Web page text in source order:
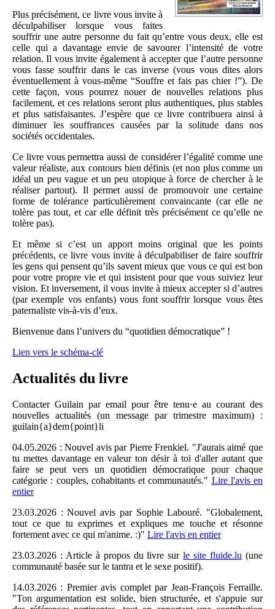
Plus précisément, ce livre vous invite à
déculpabiliser lorsque vous faites
souffrir une autre personne du fait qu’entre vous deux, elle est
celle qui a davantage envie de savourer l’intensité de votre
relation. Il vous invite également à accepter que l’autre personne
vous fasse souffrir dans le cas inverse (vous vous dites alors
éventuellement à vous-même “Souffre et fais pas chier !”). De
cette façon, vous pourrez nouer de nouvelles relations plus
facilement, et ces relations seront plus authentiques, plus stables
et plus satisfaisantes. J’espère que ce livre contribuera ainsi à
diminuer les souffrances causées par la solitude dans nos
sociétés occidentales.
Ce livre vous permettra aussi de considérer l’égalité comme une
valeur réaliste, aux contours bien définis (et non plus comme un
idéal un peu vague et un peu utopique à force de chercher à le
réaliser partout). Il permet aussi de promouvoir une certaine
forme de tolérance particulièrement convaincante (car elle ne
tolère pas tout, et car elle définit très précisément ce qu’elle ne
tolère pas).
Et même si c’est un apport moins original que les points
précédents, ce livre vous invite à déculpabiliser de faire souffrir
les gens qui pensent qu’ils savent mieux que vous ce qui est bon
pour votre propre vie et qui insistent pour que vous suiviez leur
vision. Et inversement, il vous invite à mieux accepter si d’autres
(par exemple vos enfants) vous font souffrir lorsque vous êtes
paternaliste vis-à-vis d’eux.
Bienvenue dans l’univers du “quotidien démocratique” !
Lien vers le schéma-clé
Actualités du livre
Contacter Guilain par email pour être tenu·e au courant des
nouvelles actualités (un message par trimestre maximum) :
guilain{a}dem{point}li
04.05.2026 : Nouvel avis par Pierre Frenkiel. "J'aurais aimé que
tu mettes davantage en valeur ton désir à toi d'aller autant que
faire se peut vers un quotidien démocratique pour chaque
catégorie : couples, cohabitants et communautés." Lire l'avis en
entier
23.03.2026 : Nouvel avis par Sophie Labouré. "Globalement,
tout ce que tu exprimes et expliques me touche et résonne
fortement avec ce qui m'anime. :)" Lire l'avis en entier
23.03.2026 : Article à propos du livre surle site fluide.lu (une
communauté basée sur le tantra et le sexe positif).
14.03.2026 : Premier avis complet par Jean-François Ferraille.
"Ton argumentation est solide, bien structurée, et s'appuie sur